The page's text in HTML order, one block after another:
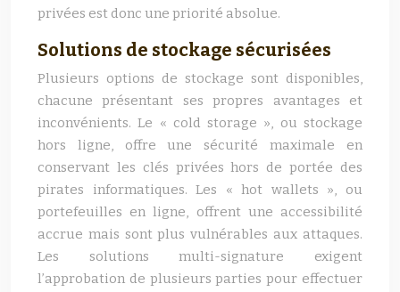
privées est donc une priorité absolue.
Solutions de stockage sécurisées
Plusieurs options de stockage sont disponibles,
chacune présentant ses propres avantages et
inconvénients. Le « cold storage », ou stockage
hors ligne, offre une sécurité maximale en
conservant les clés privées hors de portée des
pirates informatiques. Les « hot wallets », ou
portefeuilles en ligne, offrent une accessibilité
accrue mais sont plus vulnérables aux attaques.
Les solutions multi-signature exigent
l’approbation de plusieurs parties pour effectuer